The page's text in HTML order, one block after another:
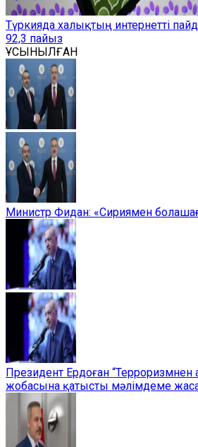
Түркияда халықтың интернетті
92,3 пайыз
ҰСЫНЫЛҒАН
Министр Фидан: «Сириямен
Президент Ердоған “Терроризмнен
жобасына қатысты мәлімдеме